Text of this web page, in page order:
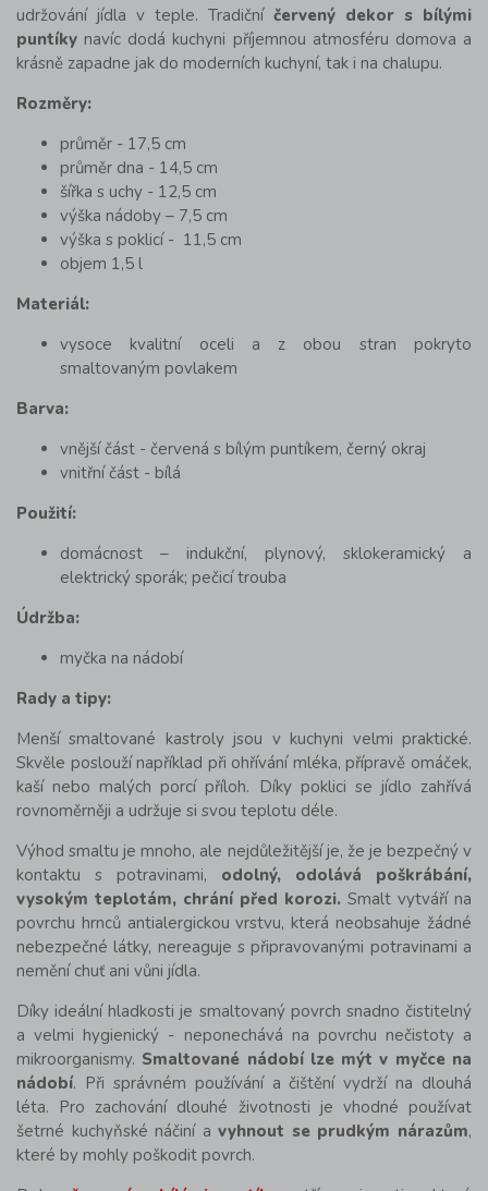
udržování jídla v teple. Tradiční červený dekor s bílými
puntíky navíc dodá kuchyni příjemnou atmosféru domova a
krásně zapadne jak do moderních kuchyní, tak i na chalupu.
Rozměry:
průměr - 17,5 cm
průměr dna - 14,5 cm
šířka s uchy - 12,5 cm
výška nádoby – 7,5 cm
výška s poklicí - 11,5 cm
objem 1,5 l
Materiál:
vysoce kvalitní oceli a z obou stran pokryto
smaltovaným povlakem
Barva:
vnější část - červená s bílým puntíkem, černý okraj
vnitřní část - bílá
Použití:
domácnost – indukční, plynový, sklokeramický a
elektrický sporák; pečicí trouba
Údržba:
myčka na nádobí
Rady a tipy:
Menší smaltované kastroly jsou v kuchyni velmi praktické.
Skvěle poslouží například při ohřívání mléka, přípravě omáček,
kaší nebo malých porcí příloh. Díky poklici se jídlo zahřívá
rovnoměrněji a udržuje si svou teplotu déle.
Výhod smaltu je mnoho, ale nejdůležitější je, že je bezpečný v
kontaktu s potravinami, odolný, odolává poškrábání,
vysokým teplotám, chrání před korozi. Smalt vytváří na
povrchu hrnců antialergickou vrstvu, která neobsahuje žádné
nebezpečné látky, nereaguje s připravovanými potravinami a
nemění chuť ani vůni jídla.
Díky ideální hladkosti je smaltovaný povrch snadno čistitelný
a velmi hygienický - neponechává na povrchu nečistoty a
mikroorganismy. Smaltované nádobí lze mýt v myčce na
nádobí. Při správném používání a čištění vydrží na dlouhá
léta. Pro zachování dlouhé životnosti je vhodné používat
šetrné kuchyňské náčiní a vyhnout se prudkým nárazům,
které by mohly poškodit povrch.